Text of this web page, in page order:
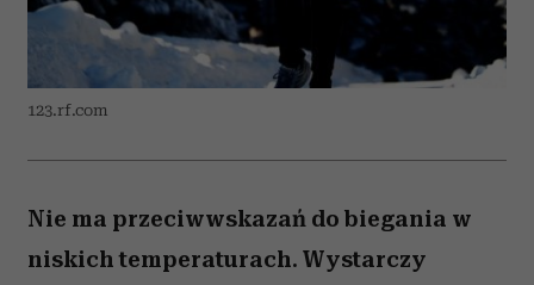
123.rf.com
Nie ma przeciwwskazań do biegania w
niskich temperaturach. Wystarczy